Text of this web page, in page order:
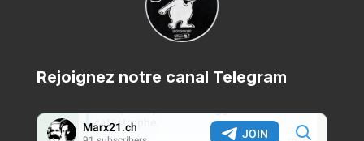
Rejoignez notre canal Telegram